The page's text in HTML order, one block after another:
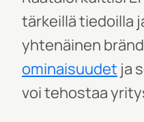
tärkeillä tiedoilla
yhtenäinen
ominaisuudet ja
voi tehostaa